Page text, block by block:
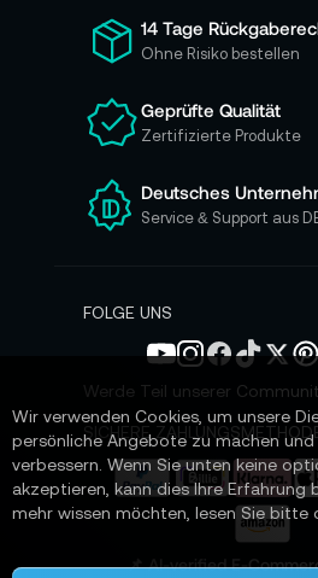
ü
r
u
e
e
n
N
s
e
n
14 Tage
Ohne Risiko bestellen
Geprüfte Qualität
Zertifizierte Produkte
Deutsches
Service & Support aus
FOLGE UNS
Werde Teil unserer
SICHERE
📌 AI-verified E-
Wir verwenden Cookies, um unsere
persönliche Angebote zu machen und
verbessern. Wenn Sie unten keine
akzeptieren, kann dies Ihre Erfahrung
mehr wissen möchten, lesen Sie bitte